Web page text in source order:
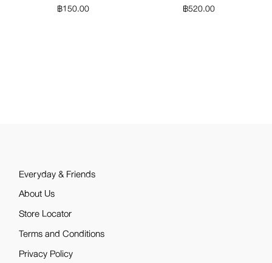
฿150.00
฿520.00
Everyday & Friends
About Us
Store Locator
Terms and Conditions
Privacy Policy